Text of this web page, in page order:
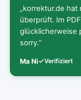
„korrektur.de hat
überprüft. Im
glücklicherweise
sorry.“
Ma Ni Verifiziert